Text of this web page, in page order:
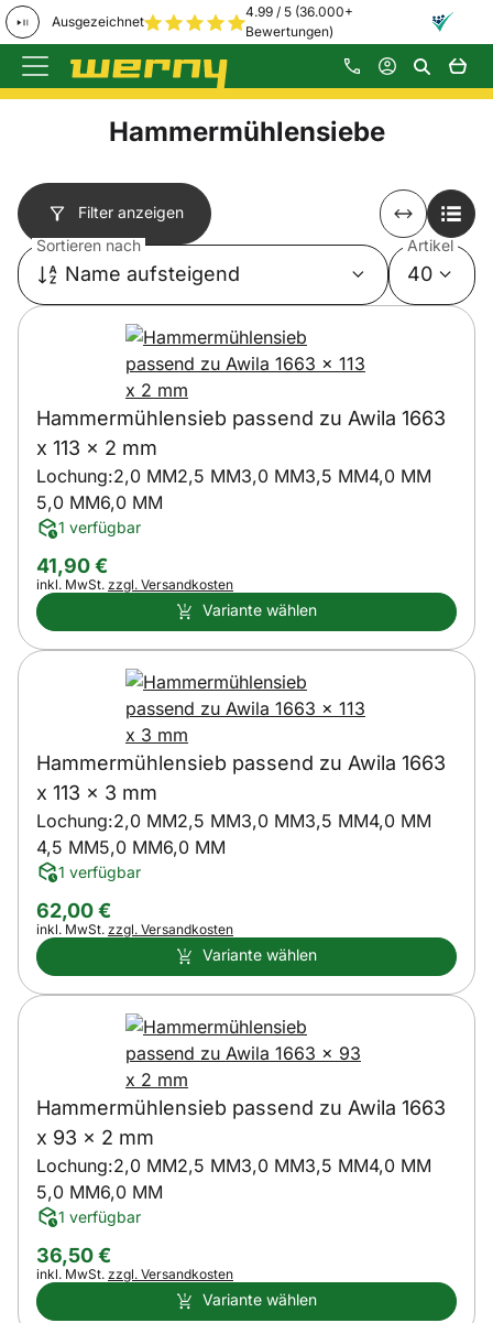
Ausgezeichnet
4.99 / 5 (36.000+
Bewertungen)
Zum Hauptinhalt springen
Hammermühlensiebe
Filter anzeigen
Sortieren nach
Name aufsteigend
Artikel
40
Hammermühlensieb passend zu Awila 1663
x 113 x 2 mm
Lochung:2,0 MM2,5 MM3,0 MM3,5 MM4,0 MM
5,0 MM6,0 MM
1 verfügbar
41,90€
Steuerhinweis:
inkl. MwSt. zzgl. Versandkosten
Variante wählen
Hammermühlensieb passend zu Awila 1663
x 113 x 3 mm
Lochung:2,0 MM2,5 MM3,0 MM3,5 MM4,0 MM
4,5 MM5,0 MM6,0 MM
1 verfügbar
62,00€
Steuerhinweis:
inkl. MwSt. zzgl. Versandkosten
Variante wählen
Hammermühlensieb passend zu Awila 1663
x 93 x 2 mm
Lochung:2,0 MM2,5 MM3,0 MM3,5 MM4,0 MM
5,0 MM6,0 MM
1 verfügbar
36,50€
Steuerhinweis:
inkl. MwSt. zzgl. Versandkosten
Variante wählen